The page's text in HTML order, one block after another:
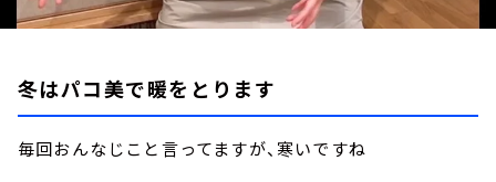
冬はパコ美で暖をとります
毎回おんなじこと言ってますが、寒いですね